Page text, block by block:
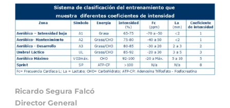
Ricardo Segura Falcó
Director General